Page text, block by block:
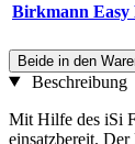
Birkmann Easy
Beide in den
Beschreibung
Mit Hilfe des iSi
einsatzbereit. Der